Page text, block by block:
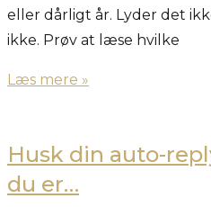
eller dårligt år. Lyder det
ikke. Prøv at læse hvilke
Læs mere »
Husk din auto-
du er…